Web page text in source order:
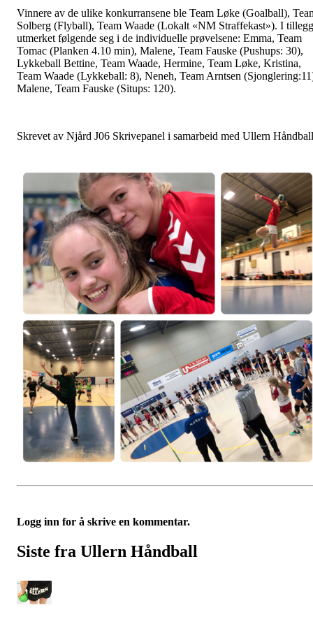
Vinnere av de ulike konkurransene ble Team Løke (Goalball),
Solberg (Flyball), Team Waade (Lokalt «NM Straffekast»). I tillegg
utmerket følgende seg i de individuelle prøvelsene: Emma, Team
Tomac (Planken 4.10 min), Malene, Team Fauske (Pushups: 30),
Lykkeball Bettine, Team Waade, Hermine, Team Løke, Kristina,
Team Waade (Lykkeball: 8), Neneh, Team Arntsen
Malene, Team Fauske (Situps: 120).
Skrevet av Njård J06 Skrivepanel i samarbeid med Ullern
Logg inn for å skrive en kommentar.
Siste fra Ullern Håndball